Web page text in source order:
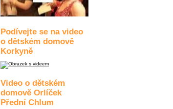
Podívejte se na video
o dětském domově
Korkyně
Video o dětském
domově Orlíček
Přední Chlum